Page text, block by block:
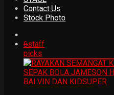
Contact Us
Stock Photo
6staff
picks